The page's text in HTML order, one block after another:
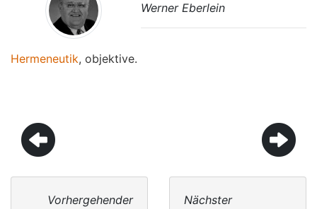
Werner Eberlein
Hermeneutik, objektive.
Vorhergehender
Nächster